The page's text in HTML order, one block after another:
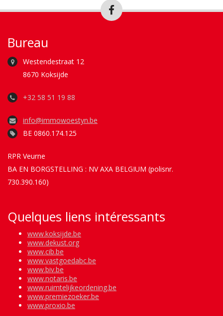
Bureau
Westendestraat 12
8670 Koksijde
+32 58 51 19 88
info@immowoestyn.be
BE 0860.174.125
RPR Veurne
BA EN BORGSTELLING : NV AXA BELGIUM (polisnr.
730.390.160)
Quelques liens intéressants
www.koksijde.be
www.dekust.org
www.cib.be
www.vastgoedabc.be
www.biv.be
www.notaris.be
www.ruimtelijkeordening.be
www.premiezoeker.be
www.proxio.be